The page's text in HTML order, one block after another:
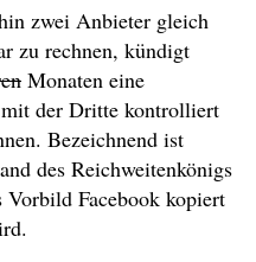
zwei Anbieter gleich
zu rechnen, kündigt
Monaten eine
der Dritte kontrolliert
Bezeichnend ist
des Reichweitenkönigs
Facebook kopiert